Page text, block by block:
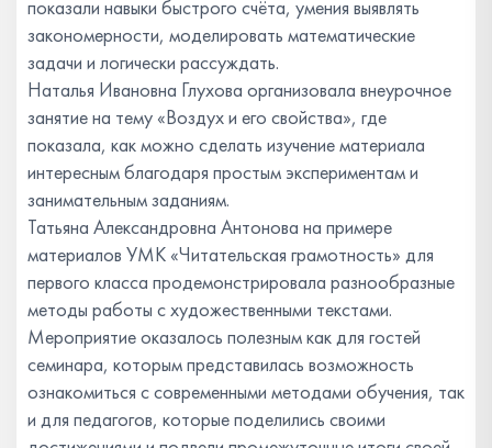
показали навыки быстрого счёта, умения выявлять
закономерности, моделировать математические
задачи и логически рассуждать.
Наталья Ивановна Глухова организовала внеурочное
занятие на тему «Воздух и его свойства», где
показала, как можно сделать изучение материала
интересным благодаря простым экспериментам и
занимательным заданиям.
Татьяна Александровна Антонова на примере
материалов УМК «Читательская грамотность» для
первого класса продемонстрировала разнообразные
методы работы с художественными текстами.
Мероприятие оказалось полезным как для гостей
семинара, которым представилась возможность
ознакомиться с современными методами обучения, так
и для педагогов, которые поделились своими